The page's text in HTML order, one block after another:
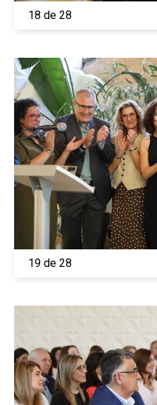
18 de 28
19 de 28